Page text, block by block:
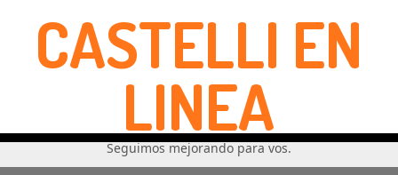
CASTELLI EN
LINEA
Seguimos mejorando para vos.